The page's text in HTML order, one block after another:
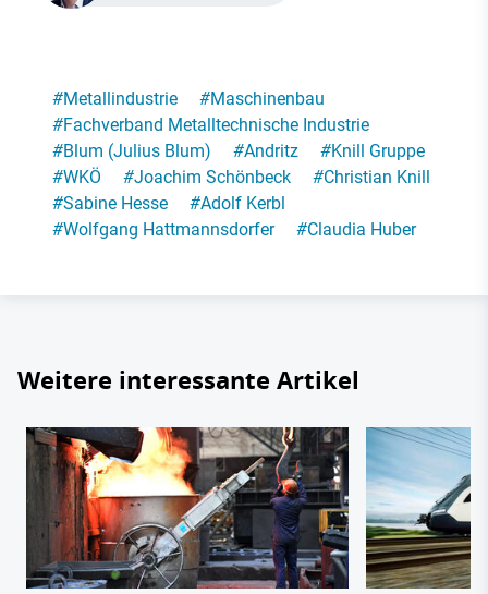
#Metallindustrie #Maschinenbau
#Fachverband Metalltechnische Industrie
#Blum (Julius Blum) #Andritz #Knill Gruppe
#WKÖ #Joachim Schönbeck #Christian Knill
#Sabine Hesse #Adolf Kerbl
#Wolfgang Hattmannsdorfer #Claudia Huber
Weitere interessante Artikel